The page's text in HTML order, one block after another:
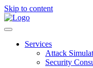
Skip to content
Services
Attack
Security